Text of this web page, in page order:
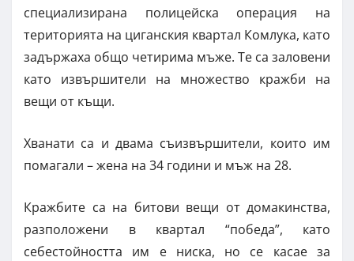
специализирана полицейска операция на
територията на циганския квартал Комлука, като
задържаха общо четирима мъже. Те са заловени
като извършители на множество кражби на
вещи от къщи.
Хванати са и двама съизвършители, които им
помагали – жена на 34 години и мъж на 28.
Кражбите са на битови вещи от домакинства,
разположени в квартал “победа”, като
себестойността им е ниска, но се касае за